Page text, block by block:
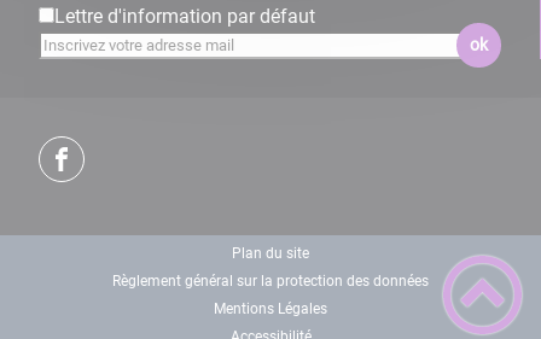
Lettre d'information par défaut
ok
Plan du site
Règlement général sur la protection des données
Mentions Légales